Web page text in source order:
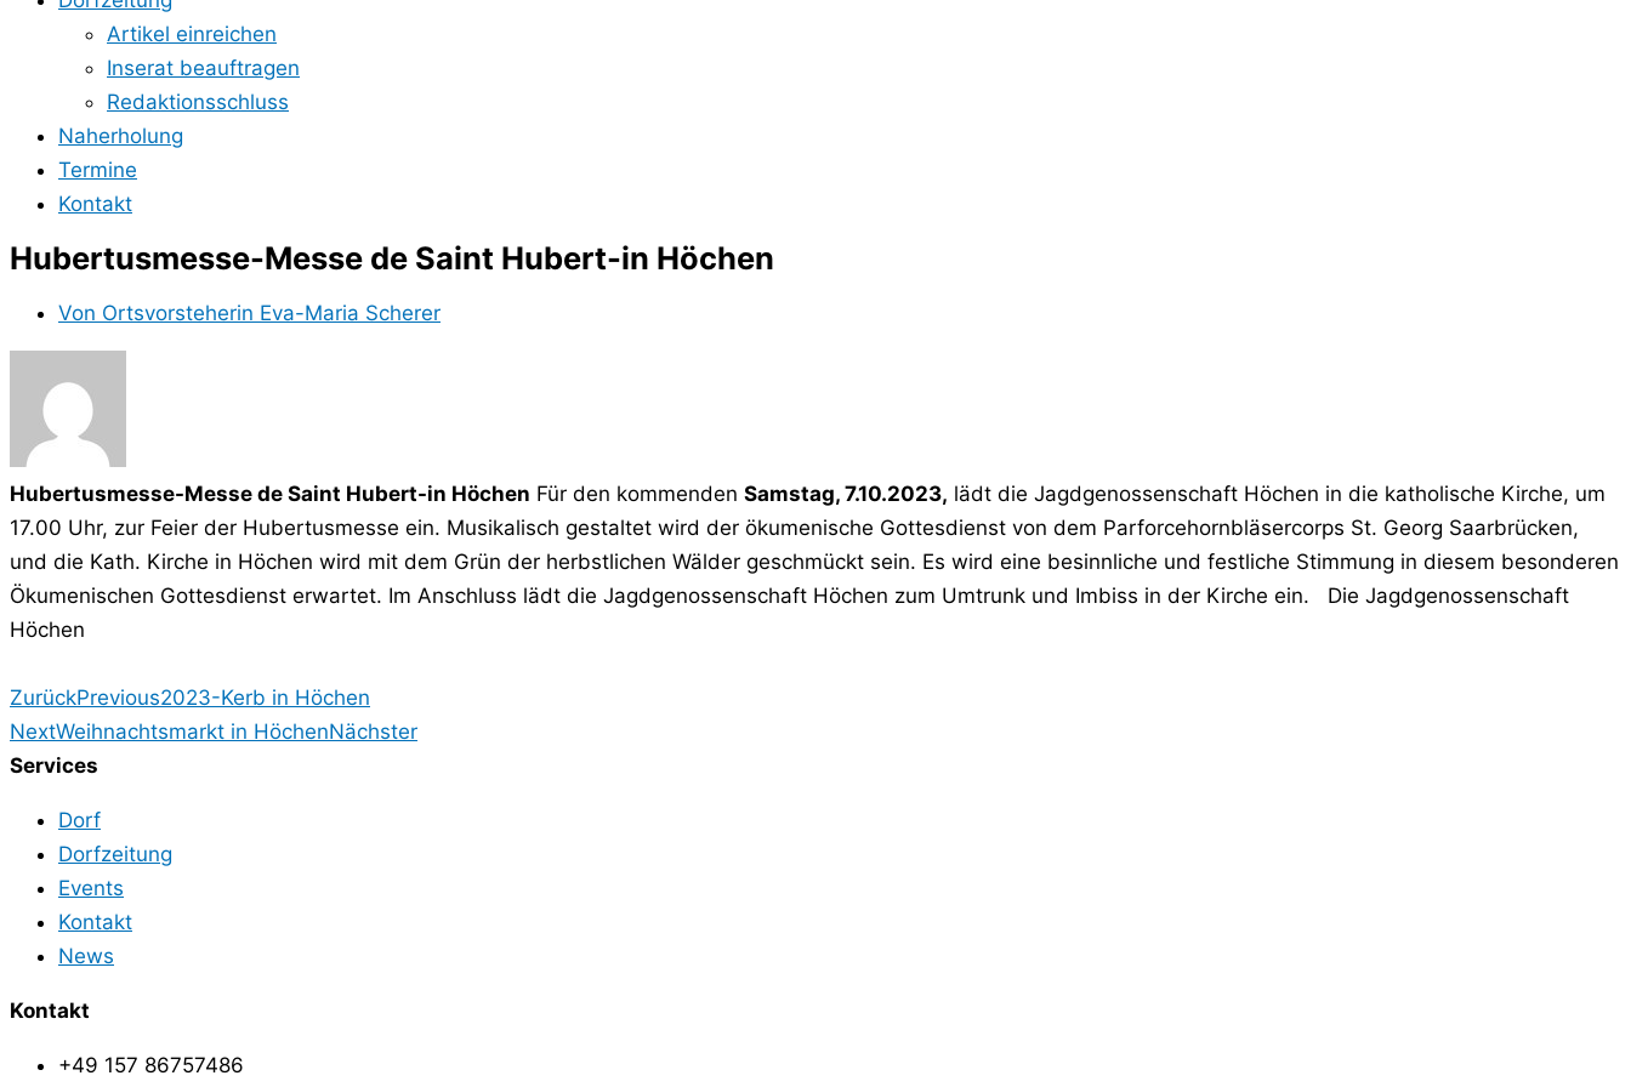
Artikel einreichen
Inserat beauftragen
Redaktionsschluss
Naherholung
Termine
Kontakt
Hubertusmesse-Messe de Saint Hubert-in Höchen
Von Ortsvorsteherin Eva-Maria Scherer
Hubertusmesse-Messe de Saint Hubert-in Höchen Für den kommenden Samstag, 7.10.2023, lädt die Jagdgenossenschaft Höchen in die katholische Kirche, um
17.00 Uhr, zur Feier der Hubertusmesse ein. Musikalisch gestaltet wird der ökumenische Gottesdienst von dem Parforcehornbläsercorps St. Georg Saarbrücken,
und die Kath. Kirche in Höchen wird mit dem Grün der herbstlichen Wälder geschmückt sein. Es wird eine besinnliche und festliche Stimmung in diesem besonderen
Ökumenischen Gottesdienst erwartet. Im Anschluss lädt die Jagdgenossenschaft Höchen zum Umtrunk und Imbiss in der Kirche ein. Die Jagdgenossenschaft
Höchen
ZurückPrevious2023-Kerb in Höchen
NextWeihnachtsmarkt in HöchenNächster
Services
Dorf
Dorfzeitung
Events
Kontakt
News
Kontakt
+49 157 86757486